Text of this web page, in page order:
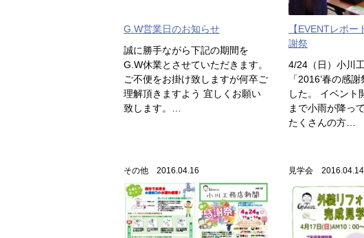
G.W営業日のお知らせ
誠に勝手ながら下記の期間を
G.W休業とさせていただきます。
ご不便をお掛け致しますが何卒ご
理解頂きますよう 宜しくお願い
致します。…
【EVENTレポー
謝祭
4/24（日）小川
「2016’春の感
した。 イベント
まで小雨が降っ
たくさんの方…
その他 2016.04.16 見学会 2016.04.14